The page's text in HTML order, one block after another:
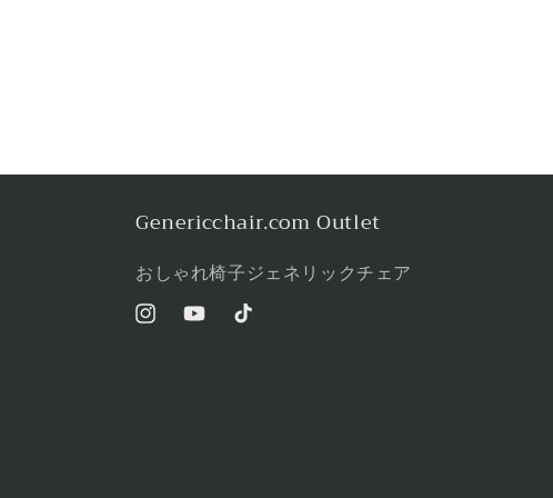
Genericchair.com Outlet
おしゃれ椅子ジェネリックチェア
InstagramYouTubeTikTok